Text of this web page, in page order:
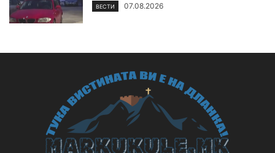
ВЕСТИ 07.08.2026